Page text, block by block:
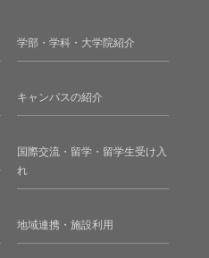
学部・学科・大学院紹介
キャンパスの紹介
国際交流・留学・留学生受け入
れ
地域連携・施設利用